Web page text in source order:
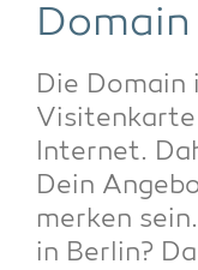
Die Domain
Inter­net.
Dein
mer­ken
in Ber­lin?